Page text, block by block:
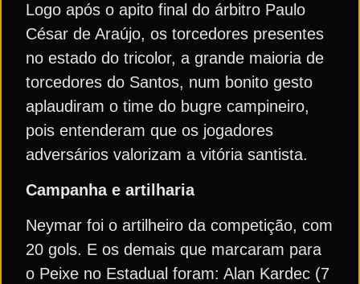
Logo após o apito final do árbitro Paulo
César de Araújo, os torcedores presentes
no estado do tricolor, a grande maioria de
torcedores do Santos, num bonito gesto
aplaudiram o time do bugre campineiro,
pois entenderam que os jogadores
adversários valorizam a vitória santista.
Campanha e artilharia
Neymar foi o artilheiro da competição, com
20 gols. E os demais que marcaram para
o Peixe no Estadual foram: Alan Kardec (7